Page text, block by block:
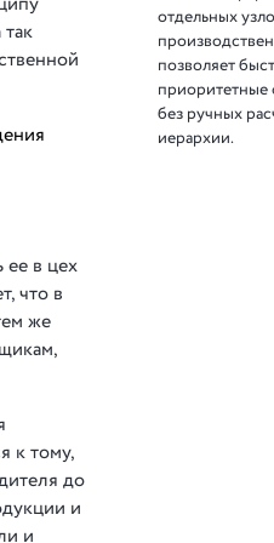
в цех
что в
же
к тому,
до
и
и
отдельных
позволяет
приоритетные
без ручных
иерархии.